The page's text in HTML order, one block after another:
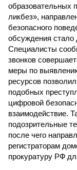
образовательных
ликбез»,
безопасного
обсуждения стало
Специалисты
звонков
меры по
ресурсов
подобных
цифровой
взаимодействие.
подозрительные
после чего
регистраторам
прокуратуру РФ